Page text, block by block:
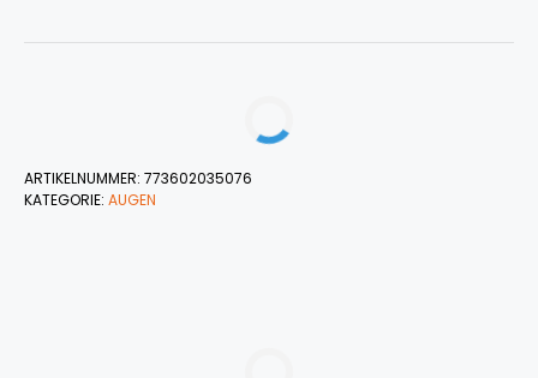
ARTIKELNUMMER: 773602035076
KATEGORIE: AUGEN